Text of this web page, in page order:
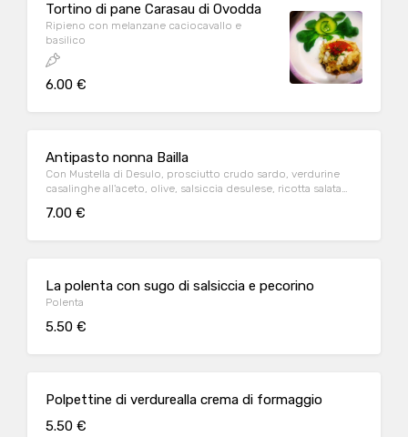
Tortino di pane Carasau di Ovodda
Ripieno con melanzane caciocavallo e
basilico
6.00 €
Antipasto nonna Bailla
Con Mustella di Desulo, prosciutto crudo sardo, verdurine
casalinghe all'aceto, olive, salsiccia desulese, ricotta salata
7.00 €
La polenta con sugo di salsiccia e pecorino
Polenta
5.50 €
Polpettine di verdurealla crema di formaggio
5.50 €